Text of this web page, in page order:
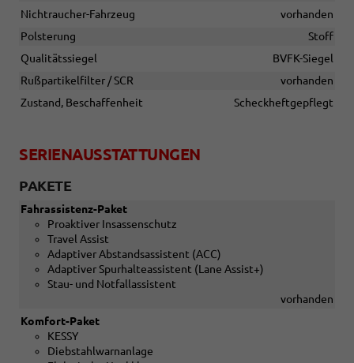
Nichtraucher-Fahrzeug
vorhanden
Polsterung
Stoff
Qualitätssiegel
BVFK-Siegel
Rußpartikelfilter / SCR
vorhanden
Zustand, Beschaffenheit
Scheckheftgepflegt
SERIENAUSSTATTUNGEN
PAKETE
Fahrassistenz-Paket
Proaktiver Insassenschutz
Travel Assist
Adaptiver Abstandsassistent (ACC)
Adaptiver Spurhalteassistent (Lane Assist+)
Stau- und Notfallassistent
vorhanden
Komfort-Paket
KESSY
Diebstahlwarnanlage